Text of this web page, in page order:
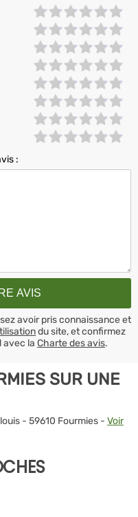
:
avoir pris connaissance et
du site, et confirmez
avec la Charte des avis.
SUR UNE
- 59610 Fourmies - Voir